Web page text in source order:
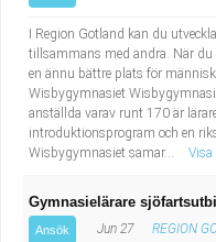
I Region Gotland kan du
tillsammans med andra. När
en ännu bättre plats för
Wisbygymnasiet
anställda varav runt 170 är
introduktionsprogram och en
Wisbygymnasiet samar...
Visa
Gymnasielärare
Ansök Jun 27 REGION